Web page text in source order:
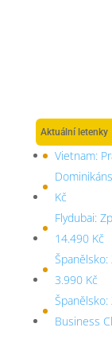
Aktuální letenky
Vietnam:
Kč
Flydubai:
14.490 Kč
3.990 Kč
Business